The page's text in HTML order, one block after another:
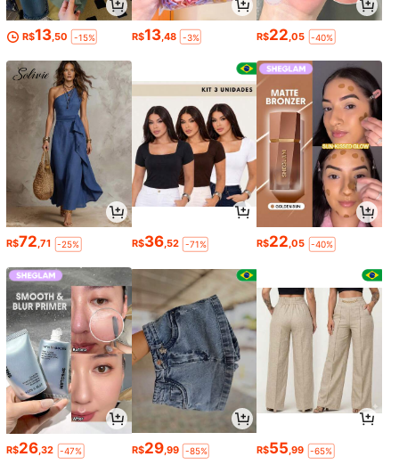
R$13,50 -15% R$13,48 -3% R$22,05 -40%
R$72,71 -25% R$36,52 -71% R$22,05 -40%
R$26,32 -47% R$29,99 -85% R$55,99 -65%